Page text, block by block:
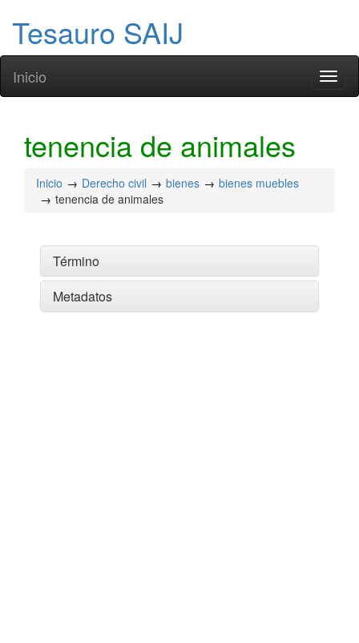
Tesauro SAIJ
Inicio
tenencia de animales
Inicio Derecho civil bienes
bienes muebles
tenencia de animales
Término
Metadatos